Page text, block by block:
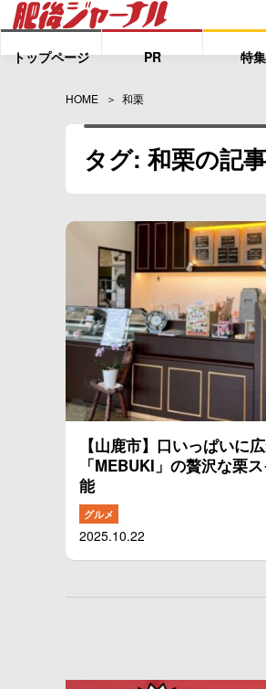
トップページ PR 特集
HOME 和栗
タグ: 和栗の記
【山鹿市】口いっぱいに
「MEBUKI」の贅沢な栗
能
グルメ
2025.10.22